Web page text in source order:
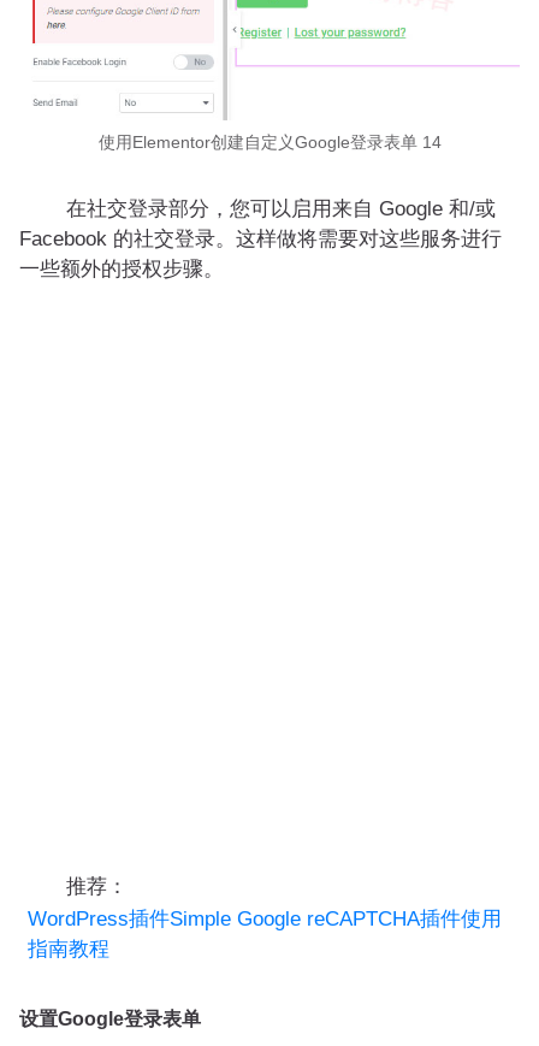
使用Elementor创建自定义Google登录表单 14
在社交登录部分，您可以启用来自 Google 和/或
Facebook 的社交登录。这样做将需要对这些服务进行
一些额外的授权步骤。
推荐：
WordPress插件Simple Google reCAPTCHA插件使用
指南教程
设置Google登录表单